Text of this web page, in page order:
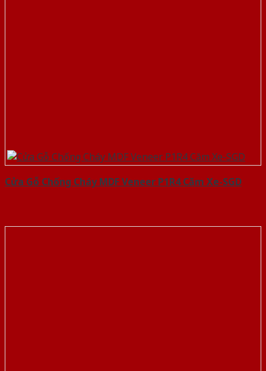
Cửa Gỗ Chống Cháy MDF Veneer P1R4 Căm Xe-SGD